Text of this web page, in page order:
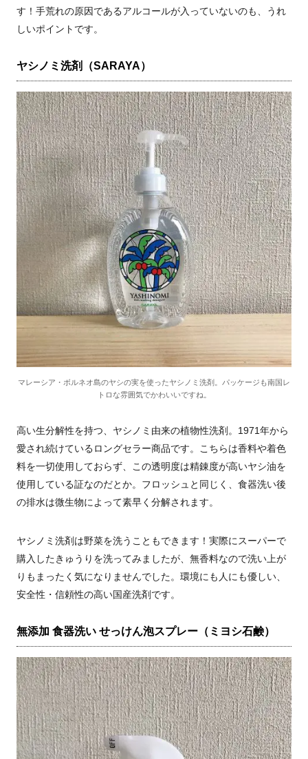
す！手荒れの原因であるアルコールが入っていないのも、うれ
しいポイントです。
ヤシノミ洗剤（SARAYA）
マレーシア・ボルネオ島のヤシの実を使ったヤシノミ洗剤。パッケージも南国レ
トロな雰囲気でかわいいですね。
高い生分解性を持つ、ヤシノミ由来の植物性洗剤。1971年から
愛され続けているロングセラー商品です。こちらは香料や着色
料を一切使用しておらず、この透明度は精錬度が高いヤシ油を
使用している証なのだとか。フロッシュと同じく、食器洗い後
の排水は微生物によって素早く分解されます。
ヤシノミ洗剤は野菜を洗うこともできます！実際にスーパーで
購入したきゅうりを洗ってみましたが、無香料なので洗い上が
りもまったく気になりませんでした。環境にも人にも優しい、
安全性・信頼性の高い国産洗剤です。
無添加 食器洗い せっけん泡スプレー（ミヨシ石鹸）